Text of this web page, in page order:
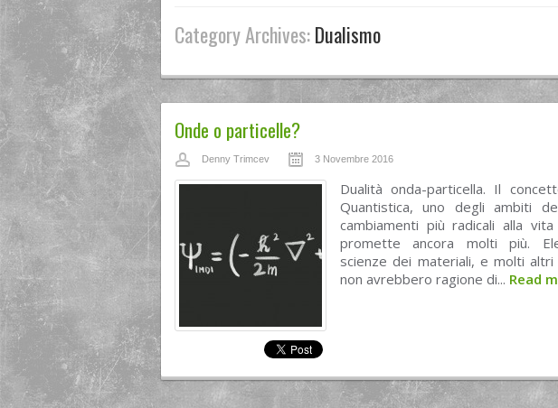
Category Archives:Dualismo
Onde o particelle?
Denny Trimcev 3 Novembre 2016
Dualità onda-particella. Il
Quantistica, uno degli ambiti
cambiamenti più radicali alla
promette ancora molti più.
scienze dei materiali, e molti
non avrebbero ragione di... Read